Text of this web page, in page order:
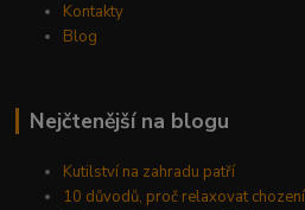
Kontakty
Blog
Nejčtenější na blogu
Kutilství na zahradu patří
10 důvodů, proč relaxovat